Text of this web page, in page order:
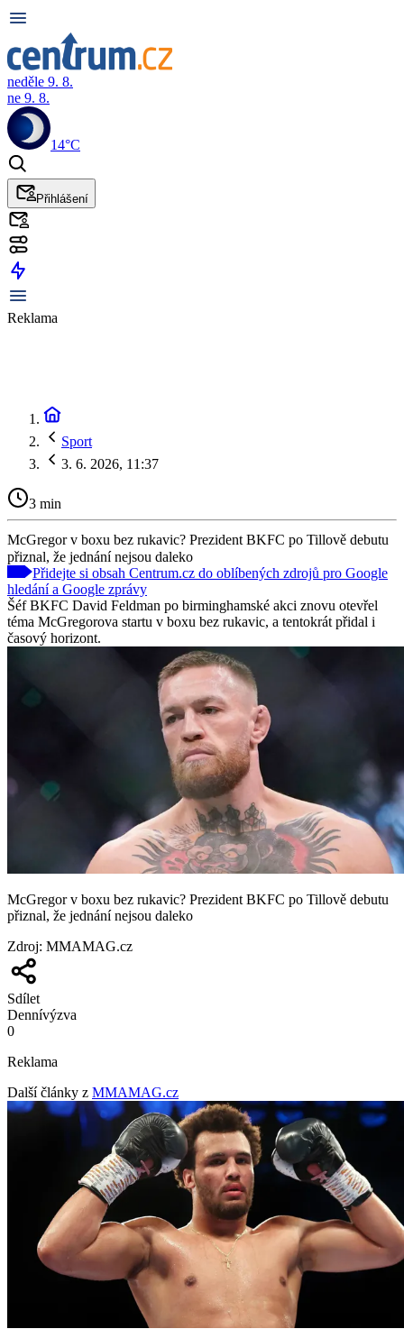
neděle 9. 8.
ne 9. 8.
14°C
Přihlášení
Reklama
Sport
3. 6. 2026, 11:37
3 min
McGregor v boxu bez rukavic? Prezident BKFC po Tillově debutu
přiznal, že jednání nejsou daleko
Přidejte si obsah Centrum.cz do oblíbených zdrojů pro Google
hledání a Google zprávy
Šéf BKFC David Feldman po birminghamské akci znovu otevřel
téma McGregorova startu v boxu bez rukavic, a tentokrát přidal i
časový horizont.
McGregor v boxu bez rukavic? Prezident BKFC po Tillově debutu
přiznal, že jednání nejsou daleko
Zdroj: MMAMAG.cz
Sdílet
Dennívýzva
0
Reklama
Další články z MMAMAG.cz